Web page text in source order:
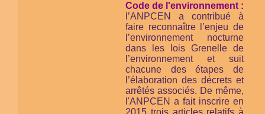
Code de l'environnement :
l’ANPCEN a contribué à
faire reconnaître l’enjeu de
l’environnement nocturne
dans les lois Grenelle de
l’environnement et suit
chacune des étapes de
l’élaboration des décrets et
arrêtés associés. De même,
l'ANPCEN a fait inscrire en
2015 trois articles relatifs à